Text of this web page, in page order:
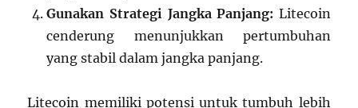
Gunakan Strategi Jangka Panjang: Litecoin
cenderung menunjukkan pertumbuhan
yang stabil dalam jangka panjang.
Litecoin memiliki potensi untuk tumbuh lebih